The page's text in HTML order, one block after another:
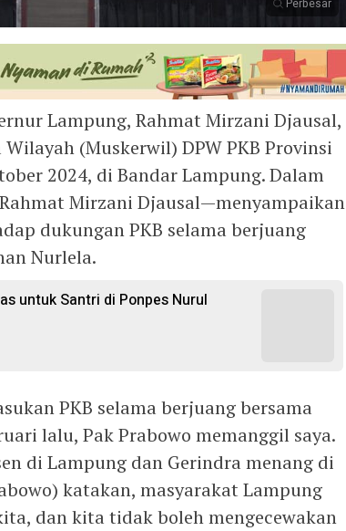
Lampung, Rahmat Mirzani Djausal,
(Muskerwil) DPW PKB Provinsi
2024, di Bandar Lampung. Dalam
Mirzani Djausal—menyampaikan
dukungan PKB selama berjuang
Nurlela.
untuk Santri di Ponpes Nurul
PKB selama berjuang bersama
lalu, Pak Prabowo memanggil saya.
di Lampung dan Gerindra menang di
katakan, masyarakat Lampung
dan kita tidak boleh mengecewakan